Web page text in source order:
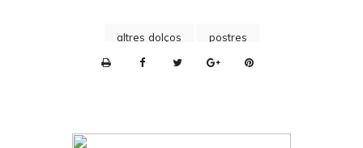
altres dolços
postres
n